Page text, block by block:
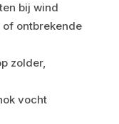
bij wind
ontbrekende
zolder,
vocht